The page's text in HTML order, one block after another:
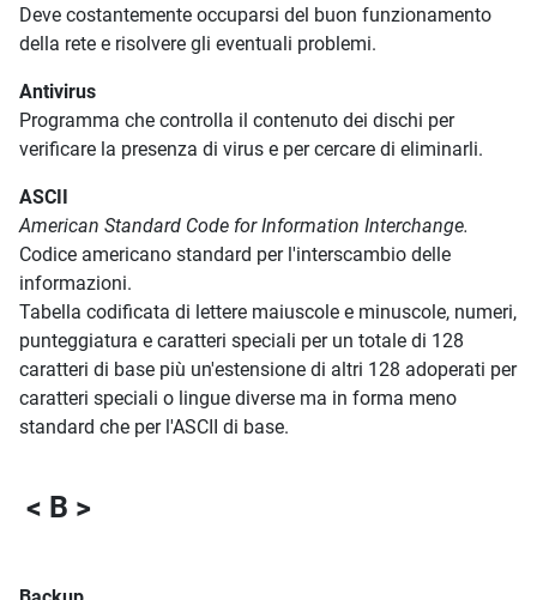
Deve costantemente occuparsi del buon funzionamento
della rete e risolvere gli eventuali problemi.
Antivirus
Programma che controlla il contenuto dei dischi per
verificare la presenza di virus e per cercare di eliminarli.
ASCII
American Standard Code for Information Interchange.
Codice americano standard per l'interscambio delle
informazioni.
Tabella codificata di lettere maiuscole e minuscole, numeri,
punteggiatura e caratteri speciali per un totale di 128
caratteri di base più un'estensione di altri 128 adoperati per
caratteri speciali o lingue diverse ma in forma meno
standard che per l'ASCII di base.
< B >